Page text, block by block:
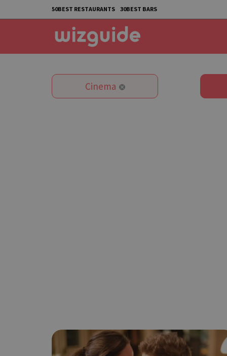
50BEST RESTAURANTS 30BEST BARS
Cinema